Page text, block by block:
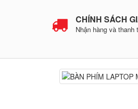
CHÍNH SÁCH
Nhận hàng và thanh